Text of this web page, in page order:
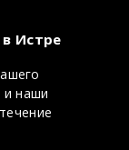
в Истре
и наши